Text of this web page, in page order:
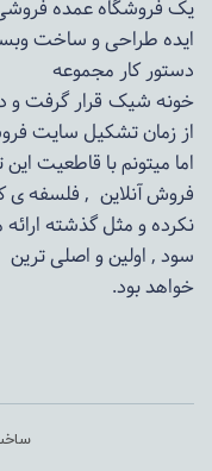
یک فروشگاه عمده
دستور کار مجموعه
خونه شیک قرار گرفت و در تابستان 1400
از زمان تشکیل سایت
اما میتونم با قاطعیت
فروش آنلاین , فلسفه ی
نکرده و مثل گذشته
سود , اولین و اصلی
خواهد بود.